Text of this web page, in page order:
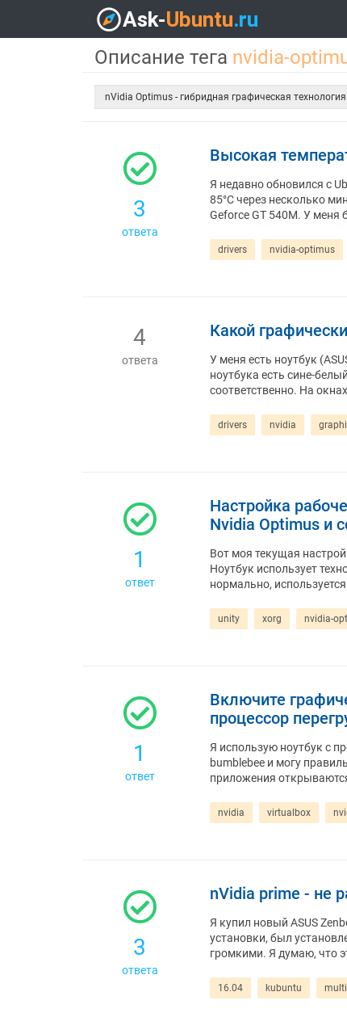
Описание тега nvidia-
nVidia Optimus - гибридная графическая технология
3
ответа
Высокая
Я недавно обновился с
85°C через несколько
Geforce GT 540M. У меня
drivers nvidia-optimus
4
ответа
Какой
У меня есть ноутбук
ноутбука есть сине-
соответственно. На
drivers nvidia
1
ответ
Настройка
Nvidia Optimus и
Вот моя текущая
Ноутбук использует
нормально,
unity xorg nvidia-
1
ответ
Включите
процессор
Я использую ноутбук с
bumblebee и могу
приложения
nvidia virtualbox
3
ответа
nVidia prime - не
Я купил новый ASUS
установки, был
громкими. Я думаю, что
16.04 kubuntu